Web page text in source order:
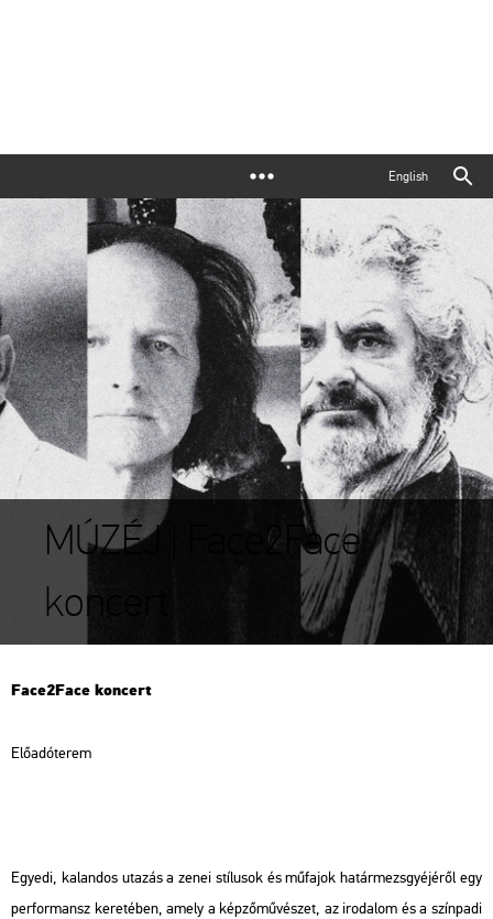
English
MÚZÉJ | Face2Face
koncert
Fa­ce2­Face kon­cert
Elő­adó­te­rem
Egye­di, ka­lan­dos uta­zás a zenei stí­lu­sok és mű­fa­jok ha­tár­mezs­gyé­jé­ről egy
per­for­mansz ke­re­té­ben, amely a kép­ző­mű­vé­szet, az iro­da­lom és a szín­pa­di